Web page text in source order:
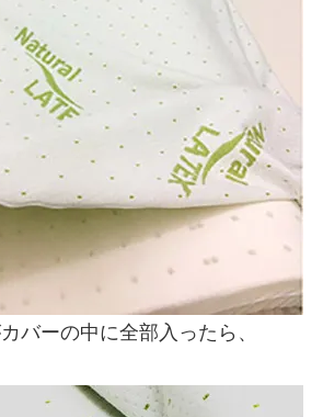
バーの中に全部入ったら、